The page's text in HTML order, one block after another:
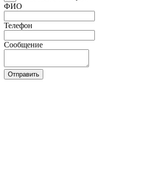
ФИО
Телефон
Сообщение
Отправить